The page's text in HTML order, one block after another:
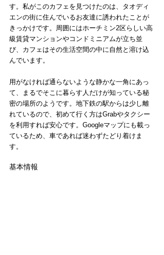
す。私がこのカフェを見つけたのは、タオディ
エンの街に住んでいるお友達に誘われたことが
きっかけです。周囲にはホーチミン2区らしい高
級賃貸マンションやコンドミニアムが立ち並
び、カフェはその生活空間の中に自然と溶け込
んでいます。
用がなければ通らないような静かな一角にあっ
て、まるでそこに暮らす人だけが知っている秘
密の場所のようです。地下鉄の駅からは少し離
れているので、初めて行く方はGrabやタクシー
を利用すれば安心です。Googleマップにも載っ
ているため、車であれば迷わずたどり着けま
す。
基本情報